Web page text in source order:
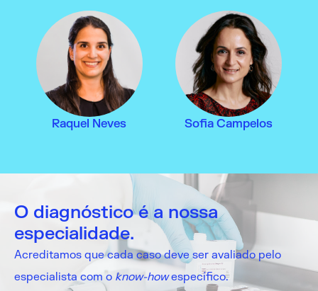
Raquel Neves Sofia Campelos
O diagnóstico é a nossa
especialidade.
Acreditamos que cada caso deve ser avaliado pelo
especialista com o know-howespecífico.